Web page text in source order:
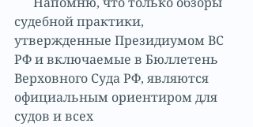
судебной практики,
утвержденные Президиумом ВС
РФ и включаемые в Бюллетень
Верховного Суда РФ, являются
официальным ориентиром для
судов и всех